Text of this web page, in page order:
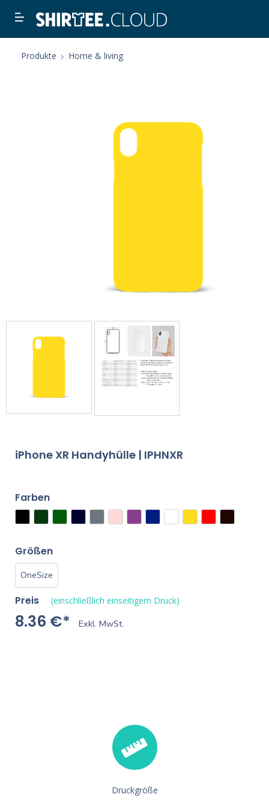
Produkte Home & living
iPhone XR Handyhülle | IPHNXR
Farben
Größen
OneSize
Preis (einschließlich einseitigem Druck)
8.36 €* Exkl. MwSt.
Druckgröße